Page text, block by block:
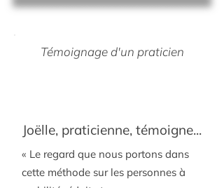
Témoignage d'un praticien
Joëlle, praticienne, témoigne...
« Le regard que nous portons dans
cette méthode sur les personnes à